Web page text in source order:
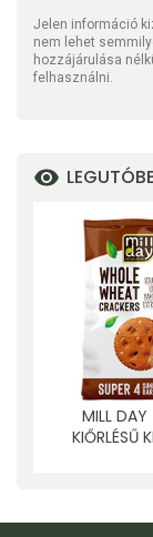
Jelen információ
nem lehet
hozzájárulása
felhasználni.
MILL DAY
KIŐRLÉSŰ